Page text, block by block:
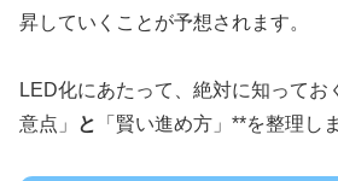
昇していくことが予想されます。
LED化にあたって、絶対に知ってお
意点」
と 「賢い進め方」**を整理し